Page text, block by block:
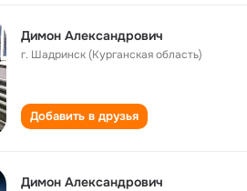
Димон Александрович
г. Шадринск (Курганская область)
Добавить в друзья
Димон Александрович